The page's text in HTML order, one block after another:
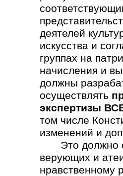
деятелей
искусства и
группах на
начисления и
должны
осуществлять
экспертизы
том числе
изменений и
Это должно
верующих и
нравственному